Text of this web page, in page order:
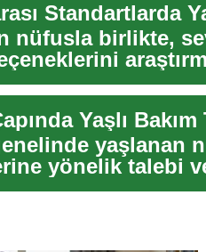
Standartlarda
nüfusla birlikte,
Yaşlı
yaşlanan
yönelik talebi
dön...